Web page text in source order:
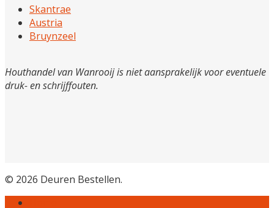
Skantrae
Austria
Bruynzeel
Houthandel van Wanrooij is niet aansprakelijk voor eventuele
druk- en schrijffouten.
© 2026 Deuren Bestellen.